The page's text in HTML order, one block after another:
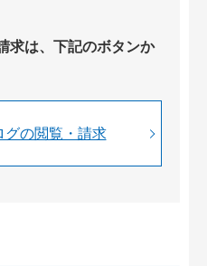
求は、下記のボタンか
グの閲覧・請求